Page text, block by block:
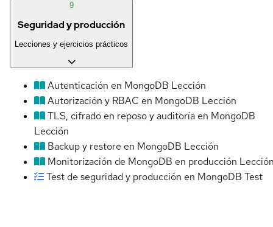
9
Seguridad y producción
Lecciones y ejercicios prácticos
Autenticación en MongoDB Lección
Autorización y RBAC en MongoDB Lección
TLS, cifrado en reposo y auditoría en MongoDB
Lección
Backup y restore en MongoDB Lección
Monitorización de MongoDB en producción
Test de seguridad y producción en MongoDB Test